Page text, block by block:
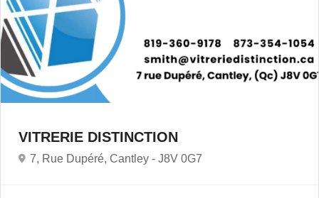
VITRERIE DISTINCTION
7, Rue Dupéré, Cantley - J8V 0G7